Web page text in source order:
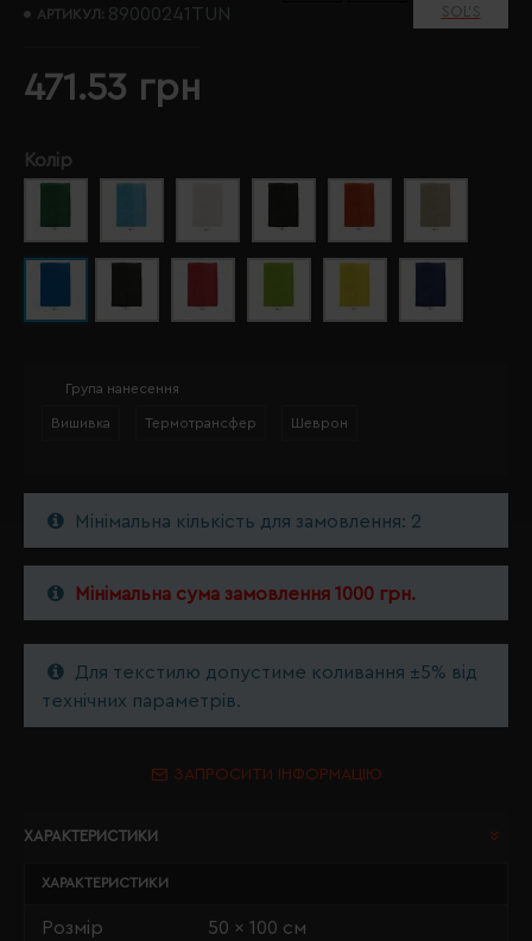
АРТИКУЛ: 89000241TUN SOL’S
471.53 грн
Колір
Група нанесення
Вишивка Термотрансфер Шеврон
Мінімальна кількість для замовлення: 2
Мінімальна сума замовлення 1000 грн.
Для текстилю допустиме коливання ±5% від
технічних параметрів.
ЗАПРОСИТИ ІНФОРМАЦІЮ
ХАРАКТЕРИСТИКИ
ХАРАКТЕРИСТИКИ
Розмір 50 x 100 см